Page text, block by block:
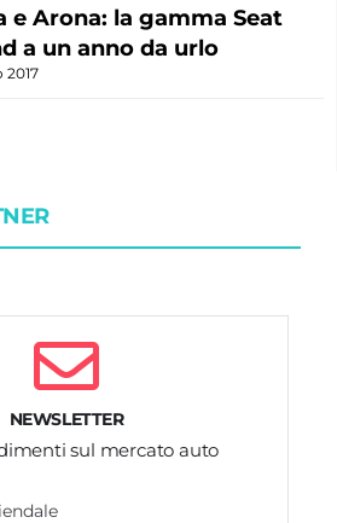
e Arona: la gamma Seat
a un anno da urlo
2017
NEWSLETTER
sul mercato auto